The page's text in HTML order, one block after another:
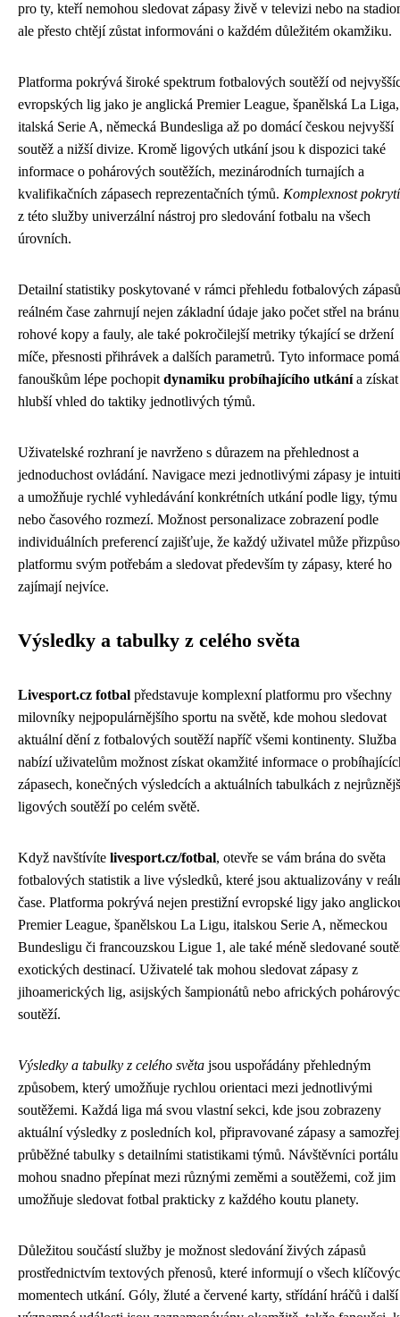
pro ty, kteří nemohou sledovat zápasy živě v televizi nebo na
ale přesto chtějí zůstat informováni o každém důležitém okamžiku.
Platforma pokrývá široké spektrum fotbalových soutěží od
evropských lig jako je anglická Premier League, španělská La Liga,
italská Serie A, německá Bundesliga až po domácí českou nejvyšší
soutěž a nižší divize. Kromě ligových utkání jsou k dispozici také
informace o pohárových soutěžích, mezinárodních turnajích a
kvalifikačních zápasech reprezentačních týmů. Komplexnost pokrytí
z této služby univerzální nástroj pro sledování fotbalu na všech
úrovních.
Detailní statistiky poskytované v rámci přehledu fotbalových
reálném čase zahrnují nejen základní údaje jako počet střel na
rohové kopy a fauly, ale také pokročilejší metriky týkající se držení
míče, přesnosti přihrávek a dalších parametrů. Tyto informace
fanouškům lépe pochopit dynamiku probíhajícího utkánía získat
hlubší vhled do taktiky jednotlivých týmů.
Uživatelské rozhraní je navrženo s důrazem na přehlednost a
jednoduchost ovládání. Navigace mezi jednotlivými zápasy je
a umožňuje rychlé vyhledávání konkrétních utkání podle ligy, týmu
nebo časového rozmezí. Možnost personalizace zobrazení podle
individuálních preferencí zajišťuje, že každý uživatel může
platformu svým potřebám a sledovat především ty zápasy, které ho
zajímají nejvíce.
Výsledky a tabulky z celého světa
Livesport.cz fotbal představuje komplexní platformu pro všechny
milovníky nejpopulárnějšího sportu na světě, kde mohou sledovat
aktuální dění z fotbalových soutěží napříč všemi kontinenty. Služba
nabízí uživatelům možnost získat okamžité informace o
zápasech, konečných výsledcích a aktuálních tabulkách z
ligových soutěží po celém světě.
Když navštívíte livesport.cz/fotbal, otevře se vám brána do světa
fotbalových statistik a live výsledků, které jsou aktualizovány v
čase. Platforma pokrývá nejen prestižní evropské ligy jako
Premier League, španělskou La Ligu, italskou Serie A, německou
Bundesligu či francouzskou Ligue 1, ale také méně sledované
exotických destinací. Uživatelé tak mohou sledovat zápasy z
jihoamerických lig, asijských šampionátů nebo afrických
soutěží.
Výsledky a tabulky z celého světa jsou uspořádány přehledným
způsobem, který umožňuje rychlou orientaci mezi jednotlivými
soutěžemi. Každá liga má svou vlastní sekci, kde jsou zobrazeny
aktuální výsledky z posledních kol, připravované zápasy a
průběžné tabulky s detailními statistikami týmů. Návštěvníci portálu
mohou snadno přepínat mezi různými zeměmi a soutěžemi, což jim
umožňuje sledovat fotbal prakticky z každého koutu planety.
Důležitou součástí služby je možnost sledování živých zápasů
prostřednictvím textových přenosů, které informují o všech
momentech utkání. Góly, žluté a červené karty, střídání hráčů i další